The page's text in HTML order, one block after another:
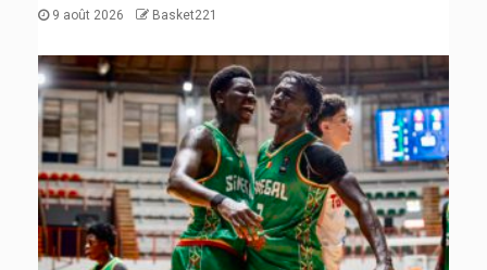
9 août 2026 Basket221